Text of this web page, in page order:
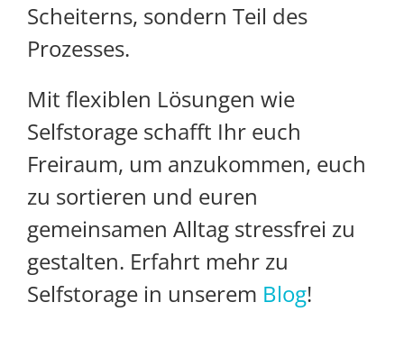
Scheiterns, sondern Teil des
Prozesses.
Mit flexiblen Lösungen wie
Selfstorage schafft Ihr euch
Freiraum, um anzukommen, euch
zu sortieren und euren
gemeinsamen Alltag stressfrei zu
gestalten. Erfahrt mehr zu
Selfstorage in unserem Blog!